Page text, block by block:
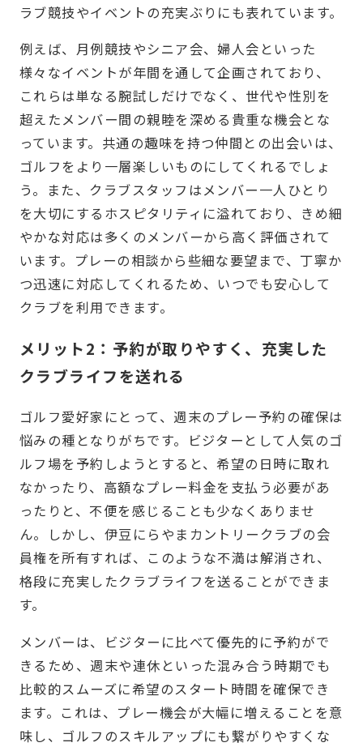
ラブ競技やイベントの充実ぶりにも表れています。
例えば、月例競技やシニア会、婦人会といった
様々なイベントが年間を通して企画されており、
これらは単なる腕試しだけでなく、世代や性別を
超えたメンバー間の親睦を深める貴重な機会とな
っています。共通の趣味を持つ仲間との出会いは、
ゴルフをより一層楽しいものにしてくれるでしょ
う。また、クラブスタッフはメンバー一人ひとり
を大切にするホスピタリティに溢れており、きめ細
やかな対応は多くのメンバーから高く評価されて
います。プレーの相談から些細な要望まで、丁寧か
つ迅速に対応してくれるため、いつでも安心して
クラブを利用できます。
メリット2：予約が取りやすく、充実した
クラブライフを送れる
ゴルフ愛好家にとって、週末のプレー予約の確保は
悩みの種となりがちです。ビジターとして人気のゴ
ルフ場を予約しようとすると、希望の日時に取れ
なかったり、高額なプレー料金を支払う必要があ
ったりと、不便を感じることも少なくありませ
ん。しかし、伊豆にらやまカントリークラブの会
員権を所有すれば、このような不満は解消され、
格段に充実したクラブライフを送ることができま
す。
メンバーは、ビジターに比べて優先的に予約がで
きるため、週末や連休といった混み合う時期でも
比較的スムーズに希望のスタート時間を確保でき
ます。これは、プレー機会が大幅に増えることを意
味し、ゴルフのスキルアップにも繋がりやすくな